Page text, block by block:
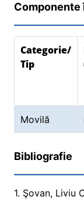
Categorie/
Tip
Movilă
Bibliografie
1. Şovan, Liviu